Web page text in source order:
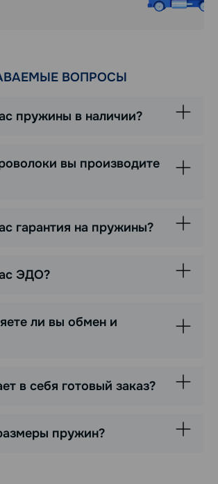
ВОПРОСЫ
пружины в наличии?
вы производите
гарантия на пружины?
ЭДО?
ли вы обмен и
в себя готовый заказ?
пружин?